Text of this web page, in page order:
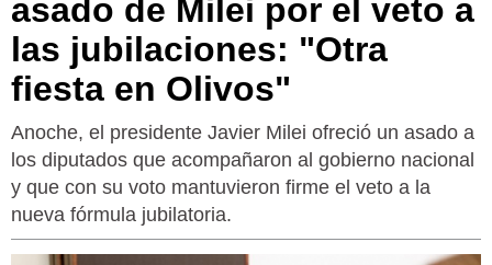
asado de Milei por el veto a
las jubilaciones: "Otra
fiesta en Olivos"
Anoche, el presidente Javier Milei ofreció un asado a
los diputados que acompañaron al gobierno nacional
y que con su voto mantuvieron firme el veto a la
nueva fórmula jubilatoria.